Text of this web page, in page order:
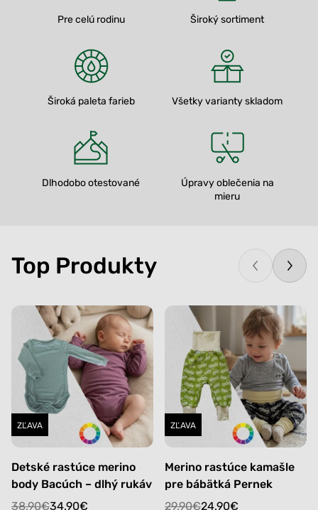
Pre celú rodinu Široký sortiment
Široká paleta farieb Všetky varianty skladom
Dlhodobo otestované
Úpravy oblečenia na
mieru
Top Produkty
ZĽAVA
Detské rastúce merino
body Bacúch – dlhý rukáv
38.90€
Original34.90€
Current
ZĽAVA
Merino rastúce kamašle
pre bábätká Pernek
29.90€
Original24.90€
Current